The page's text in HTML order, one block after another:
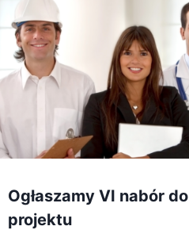
Ogłaszamy VI nabór do
projektu